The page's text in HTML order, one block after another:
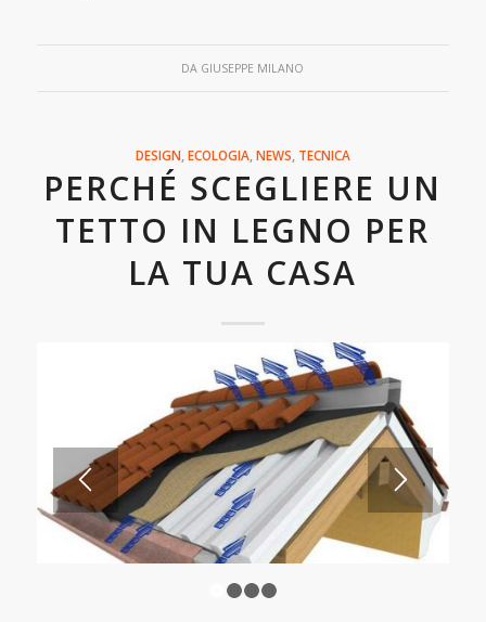
DA GIUSEPPE MILANO
DESIGN,ECOLOGIA,NEWS, TECNICA
PERCHÉ SCEGLIERE UN
TETTO IN LEGNO PER
LA TUA CASA